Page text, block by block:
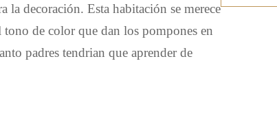
la decoración. Esta habitación se merece
de color que dan los pompones en
padres tendrian que aprender de